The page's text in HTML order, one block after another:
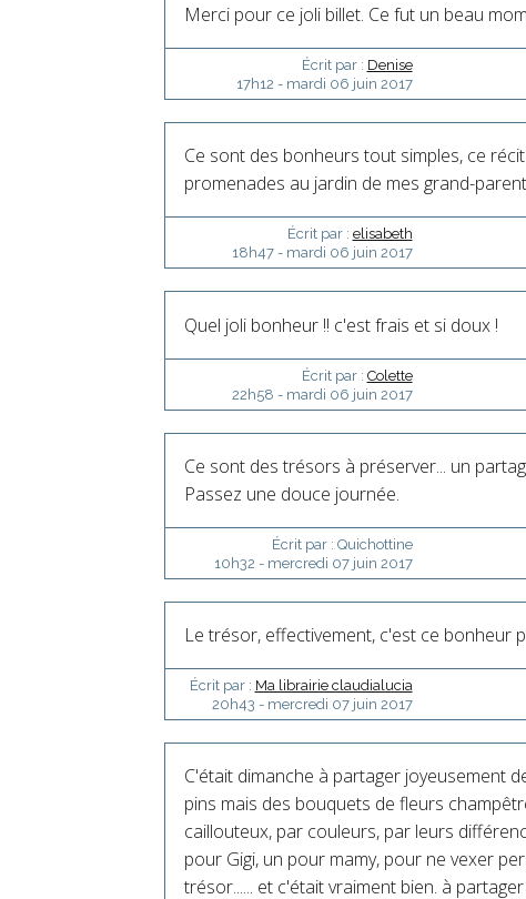
Merci pour ce joli billet. Ce fut un beau
Écrit par : Denise
17h12 - mardi 06 juin 2017
Ce sont des bonheurs tout simples, ce
promenades au jardin de mes grand-
Écrit par : elisabeth
18h47- mardi 06 juin 2017
Quel joli bonheur !! c'est frais et si doux !
Écrit par : Colette
22h58 - mardi 06 juin 2017
Ce sont des trésors à préserver... un
Passez une douce journée.
Écrit par : Quichottine
10h32 - mercredi 07 juin 2017
Le trésor, effectivement, c'est ce bonheur
Écrit par : Ma librairie claudialucia
20h43 - mercredi 07 juin 2017
C'était dimanche à partager joyeusement
pins mais des bouquets de fleurs
caillouteux, par couleurs, par leurs
pour Gigi, un pour mamy, pour ne vexer
trésor...... et c'était vraiment bien. à